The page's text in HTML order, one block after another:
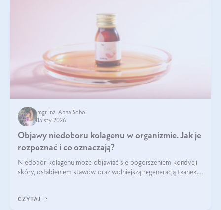
mgr inż. Anna Sobol
15 sty 2026
Objawy niedoboru kolagenu w organizmie. Jak je
rozpoznać i co oznaczają?
Niedobór kolagenu może objawiać się pogorszeniem kondycji
skóry, osłabieniem stawów oraz wolniejszą regeneracją tkanek.
osłabienie włosów.
CZYTAJ